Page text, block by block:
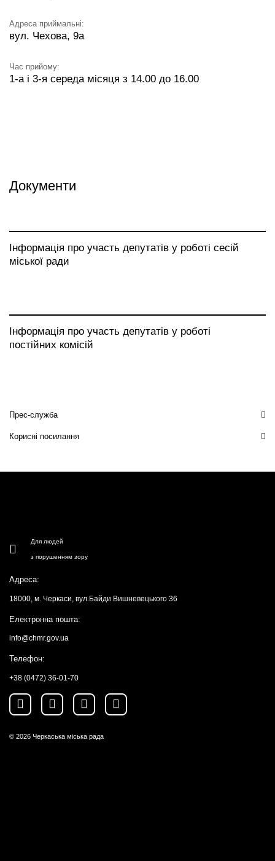
Адреса приймальні:
вул. Чехова, 9а
Час прийому:
1-a і 3-я середа місяця з 14.00 до 16.00
Документи
Інформація про участь депутатів у роботі сесій
міської ради
Інформація про участь депутатів у роботі
постійних комісій
Прес-служба
Корисні посилання
Для людей
з порушенням зору
Адреса:
18000, м. Черкаси, вул.Байди Вишневецького 36
Електронна пошта:
info@chmr.gov.ua
Телефон:
+38 (0472) 36-01-70
© 2026 Черкаська міська рада